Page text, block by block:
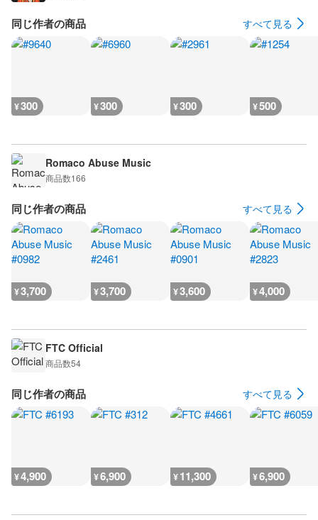
同じ作者の商品 すべて見る
¥300 ¥300 ¥300 ¥500
Romaco Abuse Music
商品数166
同じ作者の商品 すべて見る
¥3,700 ¥3,700 ¥3,600 ¥4,000
FTC Official
商品数54
同じ作者の商品 すべて見る
¥4,900 ¥6,900 ¥11,300 ¥6,900